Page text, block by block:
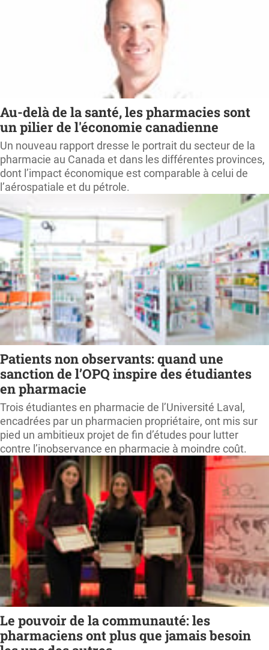
Au-delà de la santé, les pharmacies sont
un pilier de l'économie canadienne
Un nouveau rapport dresse le portrait du secteur de la
pharmacie au Canada et dans les différentes provinces,
dont l’impact économique est comparable à celui de
l’aérospatiale et du pétrole.
Patients non observants: quand une
sanction de l’OPQ inspire des étudiantes
en pharmacie
Trois étudiantes en pharmacie de l’Université Laval,
encadrées par un pharmacien propriétaire, ont mis sur
pied un ambitieux projet de fin d’études pour lutter
contre l’inobservance en pharmacie à moindre coût.
Le pouvoir de la communauté: les
pharmaciens ont plus que jamais besoin